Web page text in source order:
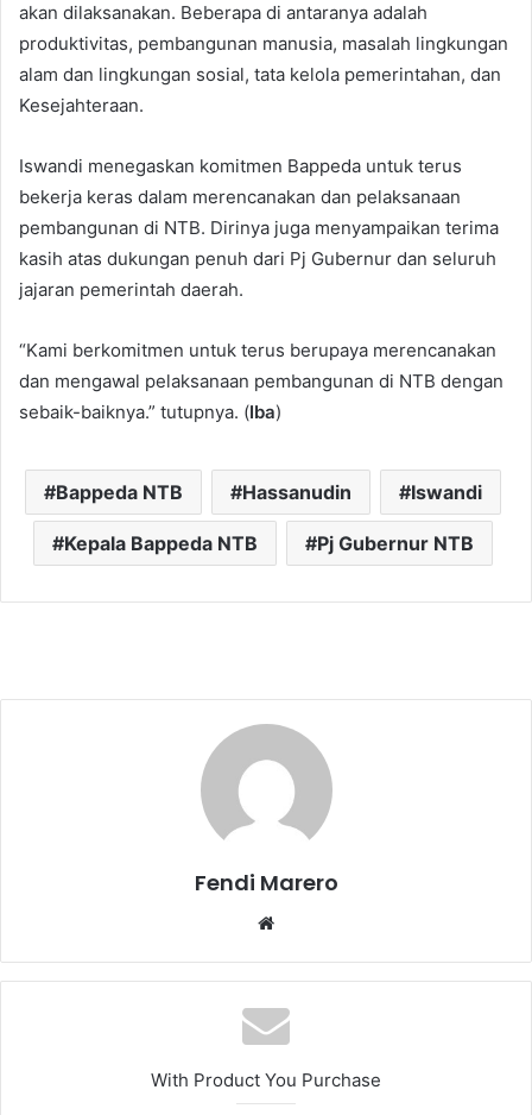
akan dilaksanakan. Beberapa di antaranya adalah
produktivitas, pembangunan manusia, masalah lingkungan
alam dan lingkungan sosial, tata kelola pemerintahan, dan
Kesejahteraan.
Iswandi menegaskan komitmen Bappeda untuk terus
bekerja keras dalam merencanakan dan pelaksanaan
pembangunan di NTB. Dirinya juga menyampaikan terima
kasih atas dukungan penuh dari Pj Gubernur dan seluruh
jajaran pemerintah daerah.
“Kami berkomitmen untuk terus berupaya merencanakan
dan mengawal pelaksanaan pembangunan di NTB dengan
sebaik-baiknya.” tutupnya. (Iba)
Bappeda NTB Hassanudin Iswandi
Kepala Bappeda NTB Pj Gubernur NTB
Fendi Marero
With Product You Purchase